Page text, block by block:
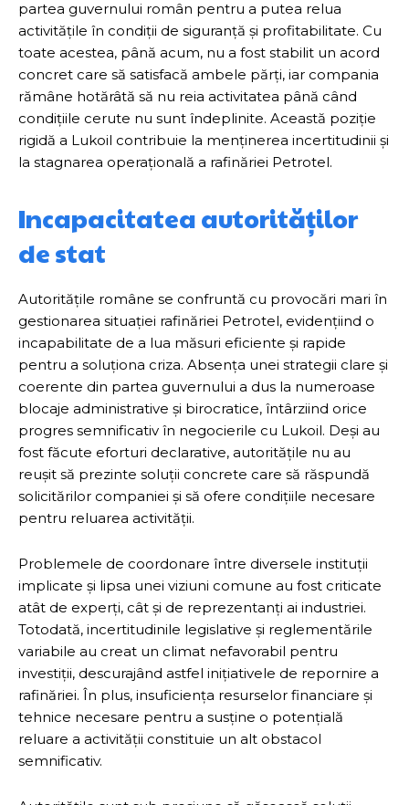
partea guvernului român pentru a putea relua
activitățile în condiții de siguranță și profitabilitate. Cu
toate acestea, până acum, nu a fost stabilit un acord
concret care să satisfacă ambele părți, iar compania
rămâne hotărâtă să nu reia activitatea până când
condițiile cerute nu sunt îndeplinite. Această poziție
rigidă a Lukoil contribuie la menținerea incertitudinii și
la stagnarea operațională a rafinăriei Petrotel.
Incapacitatea autorităților
de stat
Autoritățile române se confruntă cu provocări mari în
gestionarea situației rafinăriei Petrotel, evidențiind o
incapabilitate de a lua măsuri eficiente și rapide
pentru a soluționa criza. Absența unei strategii clare și
coerente din partea guvernului a dus la numeroase
blocaje administrative și birocratice, întârziind orice
progres semnificativ în negocierile cu Lukoil. Deși au
fost făcute eforturi declarative, autoritățile nu au
reușit să prezinte soluții concrete care să răspundă
solicitărilor companiei și să ofere condițiile necesare
pentru reluarea activității.
Problemele de coordonare între diversele instituții
implicate și lipsa unei viziuni comune au fost criticate
atât de experți, cât și de reprezentanți ai industriei.
Totodată, incertitudinile legislative și reglementările
variabile au creat un climat nefavorabil pentru
investiții, descurajând astfel inițiativele de repornire a
rafinăriei. În plus, insuficiența resurselor financiare și
tehnice necesare pentru a susține o potențială
reluare a activității constituie un alt obstacol
semnificativ.